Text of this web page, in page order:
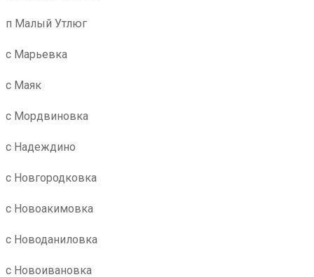
п Малый Утлюг
с Марьевка
с Маяк
с Мордвиновка
с Надеждино
с Новгородковка
с Новоакимовка
с Новоданиловка
с Новоивановка